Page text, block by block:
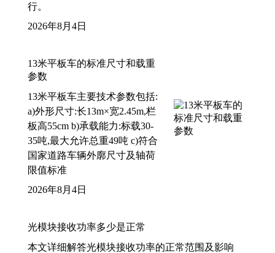
行。
2026年8月4日
13米平板车的标准尺寸和载重
参数
13米平板车主要技术参数包括:
a)外形尺寸:长13m×宽2.45m,栏
板高55cm b)承载能力:标载30-
35吨,最大允许总重49吨 c)符合
国家道路车辆外廓尺寸及轴荷
限值标准
2026年8月4日
光模块接收功率多少是正常
本文详细解答光模块接收功率的正常范围及影响